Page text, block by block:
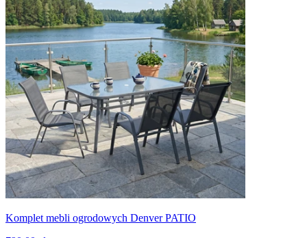
Komplet mebli ogrodowych Denver PATIO